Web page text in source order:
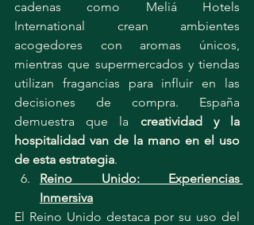
cadenas como Meliá Hotels
International crean ambientes
acogedores con aromas únicos,
mientras que supermercados y tiendas
utilizan fragancias para influir en las
decisiones de compra. España
demuestra que la creatividad y la
hospitalidad van de la mano en el uso
de esta estrategia.
Reino Unido: Experiencias
Inmersiva
El Reino Unido destaca por su uso del